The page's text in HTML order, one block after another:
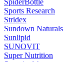
Sports Research
Stridex
Sundown Naturals
Sunlipid
SUNOVIT
Super Nutrition